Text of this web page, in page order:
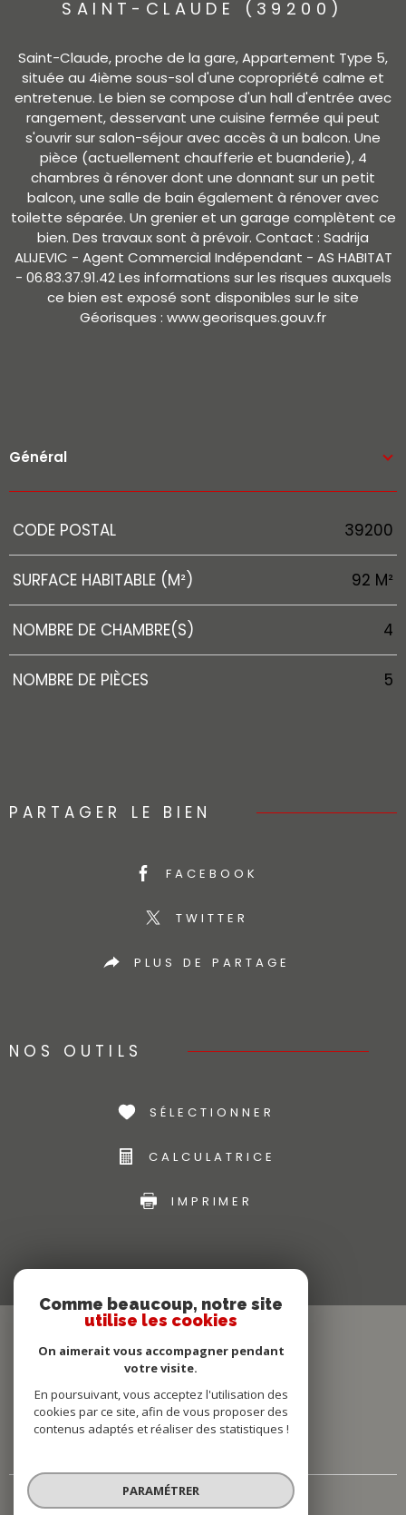
SAINT-CLAUDE (39200)
Saint-Claude, proche de la gare, Appartement Type 5,
située au 4ième sous-sol d'une copropriété calme et
entretenue. Le bien se compose d'un hall d'entrée avec
rangement, desservant une cuisine fermée qui peut
s'ouvrir sur salon-séjour avec accès à un balcon. Une
pièce (actuellement chaufferie et buanderie), 4
chambres à rénover dont une donnant sur un petit
balcon, une salle de bain également à rénover avec
toilette séparée. Un grenier et un garage complètent ce
bien. Des travaux sont à prévoir. Contact : Sadrija
ALIJEVIC - Agent Commercial Indépendant - AS HABITAT
- 06.83.37.91.42 Les informations sur les risques auxquels
ce bien est exposé sont disponibles sur le site
Géorisques : www.georisques.gouv.fr
Général
Caractérisque
CODE POSTAL 39200
SURFACE HABITABLE (M²) 92 M²
NOMBRE DE CHAMBRE(S) 4
NOMBRE DE PIÈCES 5
PARTAGER LE BIEN
FACEBOOK
TWITTER
PLUS DE PARTAGE
NOS OUTILS
SÉLECTIONNER
CALCULATRICE
IMPRIMER
Comme beaucoup, notre site
utilise les cookies
On aimerait vous accompagner pendant
votre visite.
En poursuivant, vous acceptez l'utilisation des
cookies par ce site, afin de vous proposer des
contenus adaptés et réaliser des statistiques !
PARAMÉTRER